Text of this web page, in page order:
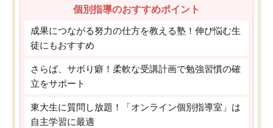
個別指導のおすすめポイント
成果につながる努力の仕方を教える塾！伸び悩む生
徒にもおすすめ
さらば、サボり癖！柔軟な受講計画で勉強習慣の確
立をサポート
東大生に質問し放題！「オンライン個別指導室」は
自主学習に最適